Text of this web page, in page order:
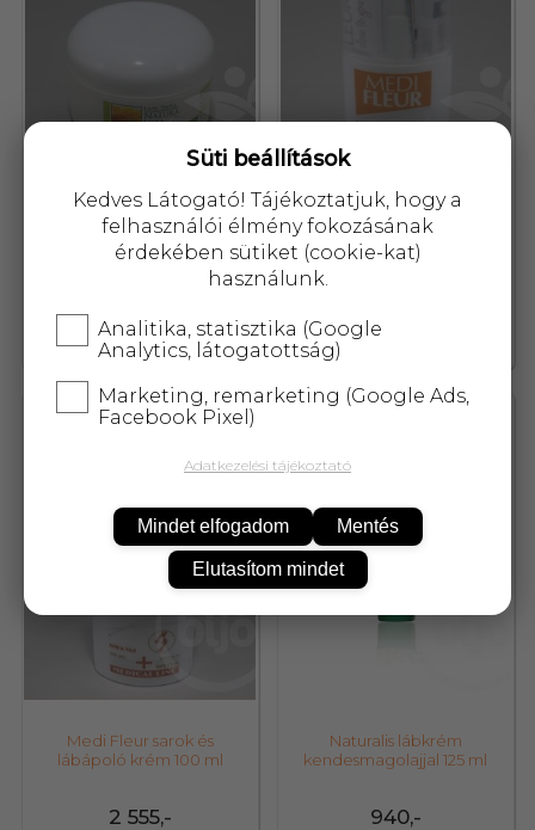
2 236,-
Lady Stella natura vita
sarokpuhító krém 125 ml
8 709,-
Medi Fleur lábkrém
cukorbetegeknek 100 ml
14643
2 555,-
Medi Fleur sarok és
lábápoló krém 100 ml
940,-
Naturalis lábkrém
kendesmagolajjal 125 ml
Süti beállítások
Kedves Látogató! Tájékoztatjuk, hogy a
felhasználói élmény fokozásának
érdekében sütiket (cookie-kat)
használunk.
Analitika, statisztika (Google
Analytics, látogatottság)
Marketing, remarketing (Google Ads,
Facebook Pixel)
Adatkezelési tájékoztató
Mindet elfogadom Mentés
Elutasítom mindet